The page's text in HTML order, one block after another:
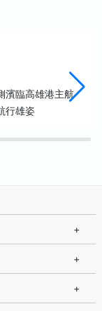
濱臨高雄港主航
行雄姿